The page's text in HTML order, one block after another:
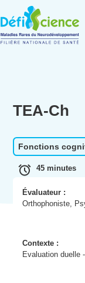
TEA-Ch
Fonctions
45 minutes
Évaluateur :
Orthophoniste,
Contexte :
Evaluation duelle
Panneau de gestion des